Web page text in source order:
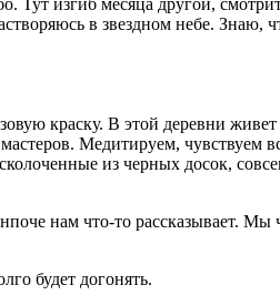
в звездном небе. Знаю,
краску. В этой деревни
Медитируем, чувствуем
из черных досок,
нам что-то рассказывает. Мы
будет догонять.